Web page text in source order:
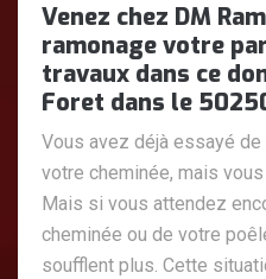
Venez chez DM
ramonage votre
travaux dans ce
Foret dans le
Vous avez déjà essayé
votre cheminée, mais vous
Mais si vous attendez
cheminée ou de votre
soufflent plus. Cette